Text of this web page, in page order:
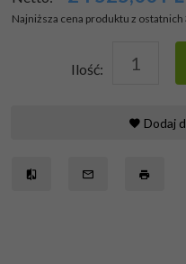
Najniższa cena produktu z ostatnich
Ilość:
Dodaj